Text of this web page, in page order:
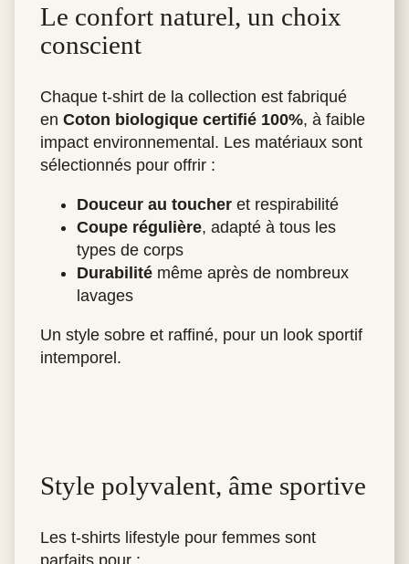
Le confort naturel, un choix
conscient
Chaque t-shirt de la collection est fabriqué
en Coton biologique certifié 100%, à faible
impact environnemental. Les matériaux sont
sélectionnés pour offrir :
Douceur au toucher et respirabilité
Coupe régulière, adapté à tous les
types de corps
Durabilité même après de nombreux
lavages
Un style sobre et raffiné, pour un look sportif
intemporel.
Style polyvalent, âme sportive
Les t-shirts lifestyle pour femmes sont
parfaits pour :